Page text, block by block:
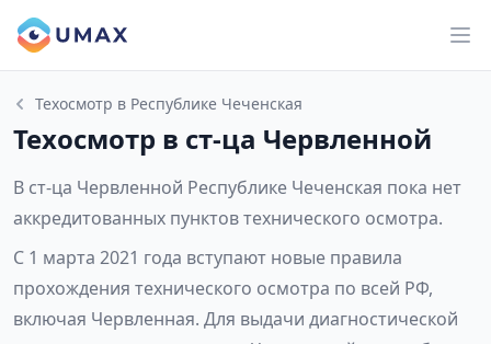
Техосмотр в Республике Чеченская
Техосмотр в ст-ца Червленной
В ст-ца Червленной Республике Чеченская пока нет
аккредитованных пунктов технического осмотра.
С 1 марта 2021 года вступают новые правила
прохождения технического осмотра по всей РФ,
включая Червленная. Для выдачи диагностической